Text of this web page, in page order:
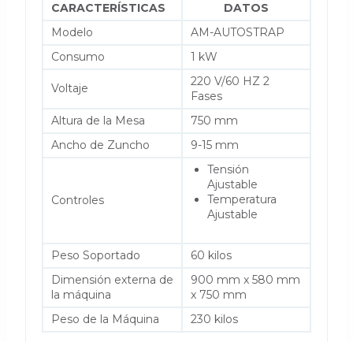
CARACTERÍSTICAS
DATOS
Modelo
AM-AUTOSTRAP
Consumo
1 kW
Voltaje
220 V/60 HZ 2
Fases
Altura de la Mesa
750 mm
Ancho de Zuncho
9-15 mm
Controles
Tensión
Ajustable
Temperatura
Ajustable
Peso Soportado
60 kilos
Dimensión externa de
la máquina
900 mm x 580 mm
x 750 mm
Peso de la Máquina
230 kilos